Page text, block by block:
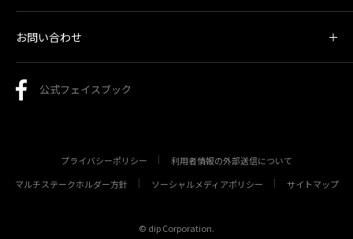
お問い合わせ
公式フェイスブック
プライバシーポリシー
利用者情報の外部送信について
マルチステークホルダー方針
ソーシャルメディアポリシー サイトマップ
© dip Corporation.